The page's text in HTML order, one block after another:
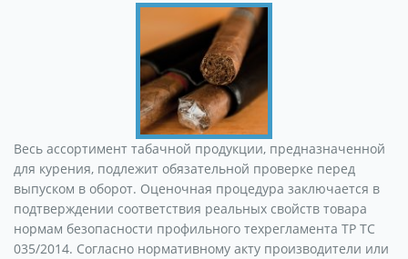
Весь ассортимент табачной продукции, предназначенной
для курения, подлежит обязательной проверке перед
выпуском в оборот. Оценочная процедура заключается в
подтверждении соответствия реальных свойств товара
нормам безопасности профильного техрегламента ТР ТС
035/2014. Согласно нормативному акту производители или